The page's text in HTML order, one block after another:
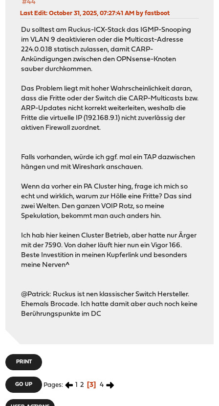
#44
Last Edit: October 31, 2025, 07:27:41 AM by fastboot
Du solltest am Ruckus-ICX-Stack das IGMP-Snooping
im VLAN 9 deaktivieren oder die Multicast-Adresse
224.0.0.18 statisch zulassen, damit CARP-
Ankündigungen zwischen den OPNsense-Knoten
sauber durchkommen.
Das Problem liegt mit hoher Wahrscheinlichkeit daran,
dass die Fritte oder der Switch die CARP-Multicasts bzw.
ARP-Updates nicht korrekt weiterleiten, weshalb die
Fritte die virtuelle IP (192.168.9.1) nicht zuverlässig der
aktiven Firewall zuordnet.
Falls vorhanden, würde ich ggf. mal ein TAP dazwischen
hängen und mit Wireshark anschauen.
Wenn da vorher ein PA Cluster hing, frage ich mich so
echt und wirklich, warum zur Hölle eine Fritte? Das sind
zwei Welten. Den ganzen VOIP Rotz, so meine
Spekulation, bekommt man auch anders hin.
Ich hab hier keinen Cluster Betrieb, aber hatte nur Ärger
mit der 7590. Von daher läuft hier nun ein Vigor 166.
Beste Investition in meinen Kupferlink und besonders
meine Nerven^
@Patrick: Ruckus ist nen klassischer Switch Hersteller.
Ehemals Brocade. Ich hatte damit aber auch noch keine
Berührungspunkte im DC
PRINT
GO UP Pages 1 2 3 4